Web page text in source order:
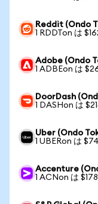
Reddit (Ondo
1 RDDTon は
Adobe (Ondo
1 ADBEon は
DoorDash
1 DASHon は
Uber (Ondo
1 UBERon は
Accenture
1 ACNon は